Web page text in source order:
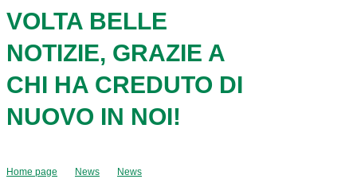
VOLTA BELLE
NOTIZIE, GRAZIE A
CHI HA CREDUTO DI
NUOVO IN NOI!
Home page News
News